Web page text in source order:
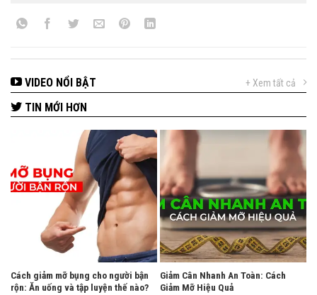
VIDEO NỔI BẬT + Xem tất cả
TIN MỚI HƠN
Cách giảm mỡ bụng cho người bận
rộn: Ăn uống và tập luyện thế nào?
Giảm Cân Nhanh An Toàn: Cách
Giảm Mỡ Hiệu Quả